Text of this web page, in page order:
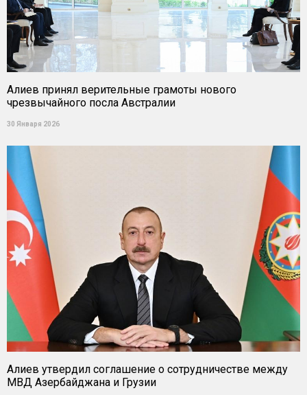
Алиев принял верительные грамоты нового
чрезвычайного посла Австралии
30 Января 2026
Алиев утвердил соглашение о сотрудничестве между
МВД Азербайджана и Грузии